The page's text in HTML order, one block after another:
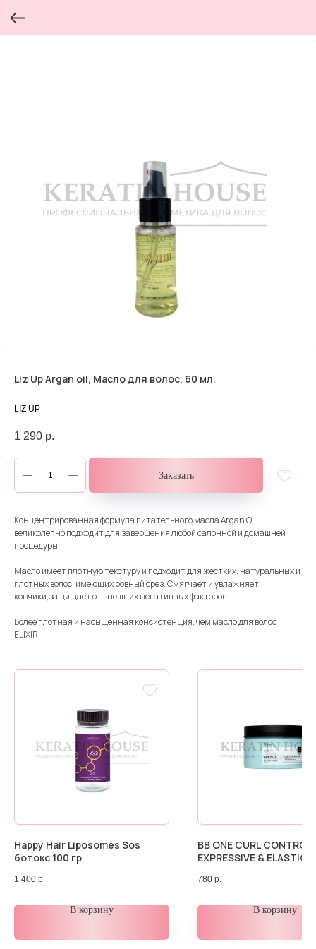
Liz Up Argan oil, Масло для волос, 60 мл.
LIZ UP
1 290 р.
Заказать
Концентрированная формула питательного масла Argan Oil
великолепно подходит для завершения любой салонной и домашней
процедуры.
Масло имеет плотную текстуру и подходит для жестких, натуральных и
плотных волос, имеющих ровный срез. Смягчает и увлажняет
кончики,защищает от внешних негативных факторов.
Более плотная и насыщенная консистенция, чем масло для волос
ELIXIR.
Happy Hair Liposomes Sos
ботокс 100 гр
1 400 р.
В корзину
BB ONE CURL CONTROL
EXPRESSIVE & ELASTIC
780 р.
В корзину